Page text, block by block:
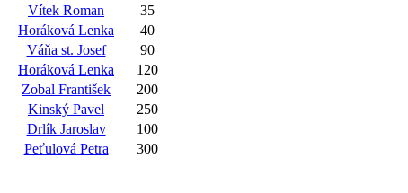
Vítek Roman
35
Horáková Lenka
40
Váňa st. Josef
90
Horáková Lenka
120
Zobal František
200
Kinský Pavel
250
Drlík Jaroslav
100
Peťulová Petra
300